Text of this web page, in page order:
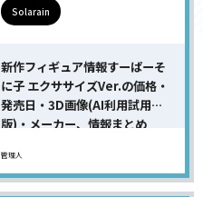
Solarain
新作フィギュア情報すーぱーそ
に子 エクササイズVer.の価格・
発売日・3D画像(AI利用試用
版)・メーカー、情報まとめ
管理人